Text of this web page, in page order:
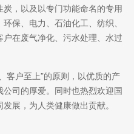
，以及以专门功能命名的专用
保、电力、石油化工、纺织、
在废气净化、污水处理、水过
客户至上”的原则，以优质的产
司的厚爱。同时也热烈欢迎国
展，为人类健康做出贡献。